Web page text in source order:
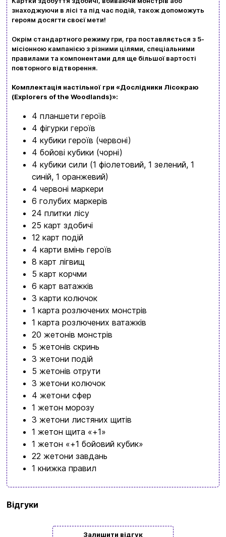
знаходжуючи в лісі та під час подій, також допоможуть
героям досягти своєї мети!
Окрім стандартного режиму гри, гра поставляється з 5-
місіонною кампанією з різними цілями, спеціальними
правилами та компонентами для ще більшої вартості
повторного відтворення.
Комплектація настільної гри «Дослідники Лісокраю
(Explorers of the Woodlands)»:
4 планшети героїв
4 фігурки героїв
4 кубики героїв (червоні)
4 бойові кубики (чорні)
4 кубики сили (1 фіолетовий, 1 зелений, 1
синій, 1 оранжевий)
4 червоні маркери
6 голубих маркерів
24 плитки лісу
25 карт здобичі
12 карт подій
4 карти вмінь героїв
8 карт лігвищ
5 карт корчми
6 карт ватажків
3 карти колючок
1 карта розлючених монстрів
1 карта розлючених ватажків
20 жетонів монстрів
5 жетонів скринь
3 жетони подій
5 жетонів отрути
3 жетони колючок
4 жетони сфер
1 жетон морозу
3 жетони листяних щитів
1 жетон щита «+1»
1 жетон «+1 бойовий кубик»
22 жетони завдань
1 книжка правил
Відгуки
Залишити відгук
Новини та статті
Політика конфіденційності
+380634324164
Замовити дзвінок
kubix.boardgames@gmail.com
Мова сайту:
Ваш кошик зараз порожній
обовʼязково знайдете щось цікавеньке